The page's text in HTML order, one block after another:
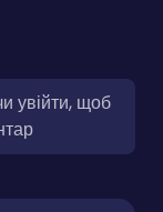
увійти, щоб